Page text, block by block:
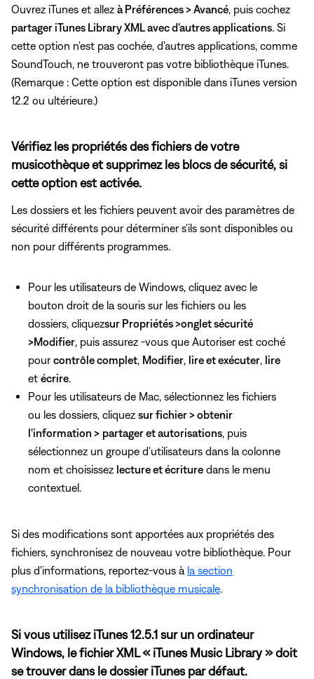
Ouvrez iTunes et allez à Préférences > Avancé , puis cochez
partager iTunes Library XML avec d'autres applications . Si
cette option n'est pas cochée, d'autres applications, comme
SoundTouch, ne trouveront pas votre bibliothèque iTunes.
(Remarque : Cette option est disponible dans iTunes version
12.2 ou ultérieure.)
Vérifiez les propriétés des fichiers de votre
musicothèque et supprimez les blocs de sécurité, si
cette option est activée.
Les dossiers et les fichiers peuvent avoir des paramètres de
sécurité différents pour déterminer s'ils sont disponibles ou
non pour différents programmes.
Pour les utilisateurs de Windows, cliquez avec le
bouton droit de la souris sur les fichiers ou les
dossiers, cliquezsur Propriétés >onglet sécurité
>Modifier , puis assurez -vous que Autoriser est coché
pourcontrôle complet Modifier lire et exécuter lire
et écrire
Pour les utilisateurs de Mac, sélectionnez les fichiers
ou les dossiers, cliquez sur fichier > obtenir
l'information > partager et autorisations , puis
sélectionnez un groupe d'utilisateurs dans la colonne
nom et choisissez lecture et écriture dans le menu
contextuel.
Si des modifications sont apportées aux propriétés des
fichiers, synchronisez de nouveau votre bibliothèque. Pour
plus d'informations, reportez-vous à la section
synchronisation de la bibliothèque musicale
Si vous utilisez iTunes 12.5.1 sur un ordinateur
Windows, le fichier XML « iTunes Music Library » doit
se trouver dans le dossier iTunes par défaut.